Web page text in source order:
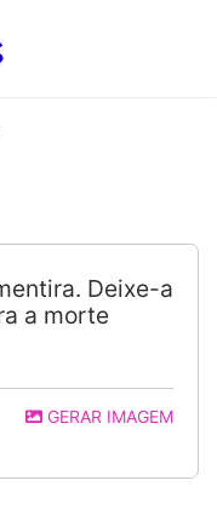
Deixe-a
a morte
GERAR IMAGEM